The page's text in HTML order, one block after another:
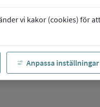
vi kakor (cookies) för
Anpassa inställningar